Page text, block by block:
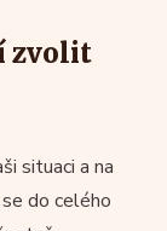
zvolit
situaci a na
do celého